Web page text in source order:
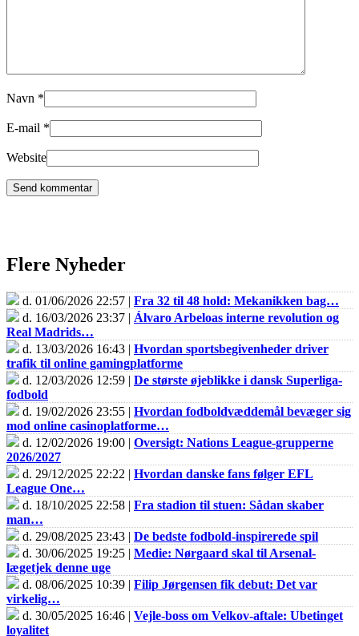
Navn *
E-mail *
Website
Flere Nyheder
d. 01/06/2026 22:57 | Fra 32 til 48 hold: Mekanikken bag…
d. 16/03/2026 23:37 | Álvaro Arbeloas interne revolution og
Real Madrids…
d. 13/03/2026 16:43 | Hvordan sportsbegivenheder driver
trafik til online gamingplatforme
d. 12/03/2026 12:59 | De største øjeblikke i dansk Superliga-
fodbold
d. 19/02/2026 23:55 | Hvordan fodboldvæddemål bevæger sig
mod online casinoplatforme…
d. 12/02/2026 19:00 | Oversigt: Nations League-grupperne
2026/2027
d. 29/12/2025 22:22 | Hvordan danske fans følger EFL
League One…
d. 18/10/2025 22:58 | Fra stadion til stuen: Sådan skaber
man…
d. 29/08/2025 23:43 | De bedste fodbold-inspirerede spil
d. 30/06/2025 19:25 | Medie: Nørgaard skal til Arsenal-
lægetjek denne uge
d. 08/06/2025 10:39 | Filip Jørgensen fik debut: Det var
virkelig…
d. 30/05/2025 16:46 | Vejle-boss om Velkov-aftale: Ubetinget
loyalitet